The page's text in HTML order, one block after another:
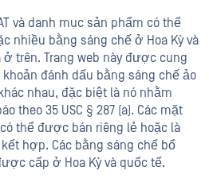
và danh mục sản phẩm có thể
nhiều bằng sáng chế ở Hoa Kỳ và
trên. Trang web này được cung
đánh dấu bằng sáng chế ảo
nhau, đặc biệt là nó nhằm
theo 35 USC § 287 (a). Các mặt
thể được bán riêng lẻ hoặc là
hợp. Các bằng sáng chế bổ
cấp ở Hoa Kỳ và quốc tế.